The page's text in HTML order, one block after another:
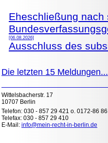
Eheschließung
[06.08.2026]
Ausschluss des
Die letzten 15 Meldungen...
Wittelsbacherstr. 17
10707 Berlin
Telefon: 030 - 857 29 421 o. 0172-86
Telefax: 030 - 857 29 410
E-Mail: info@mein-recht-in-berlin.de